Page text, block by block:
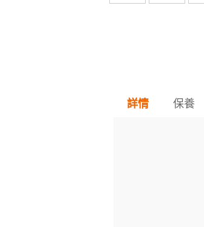
詳情 保養